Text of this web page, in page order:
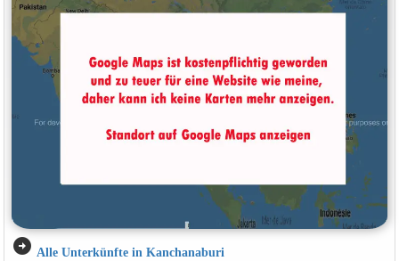
arrow_circle_right Alle Unterkünfte in Kanchanaburi